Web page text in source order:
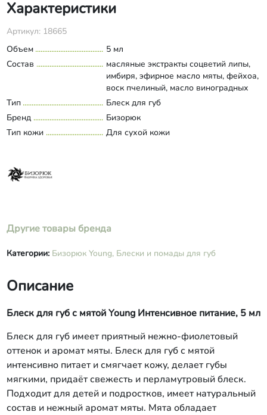
Характеристики
Артикул: 18665
Объем
5 мл
Состав
масляные экстракты соцветий липы,
имбиря, эфирное масло мяты, фейхоа,
воск пчелиный, масло виноградных
косточек, масло арганы, масло манго,
масло корицы, масло персика, масло
кокосовое, ментол, ароматическая
композиция эфирных масел,
Развернуть состав
Тип
Блеск для губ
Бренд
Бизорюк
Тип кожи
Для сухой кожи
Другие товары бренда
Категории: Бизорюк Young, Блески и помады для губ
Описание
Блеск для губ с мятой Young Интенсивное питание, 5 мл
Блеск для губ имеет приятный нежно-фиолетовый
оттенок и аромат мяты. Блеск для губ с мятой
интенсивно питает и смягчает кожу, делает губы
мягкими, придаёт свежесть и перламутровый блеск.
Подходит для детей и подростков, имеет натуральный
состав и нежный аромат мяты. Мята обладает